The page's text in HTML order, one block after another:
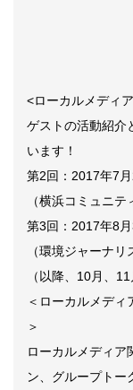
<ローカルメディ
ゲストの活動紹介
います！
第2回： 2017年7 月
（横浜コミュニテ
第3回： 2017年8月
（環境ジャーナリ
（以降、 10月、 11
＜ローカルメディ
＞
ローカルメディア
ン、グループトー